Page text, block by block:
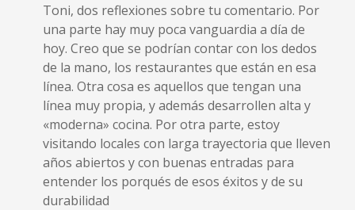
Toni, dos reflexiones sobre tu comentario. Por
una parte hay muy poca vanguardia a día de
hoy. Creo que se podrían contar con los dedos
de la mano, los restaurantes que están en esa
línea. Otra cosa es aquellos que tengan una
línea muy propia, y además desarrollen alta y
«moderna» cocina. Por otra parte, estoy
visitando locales con larga trayectoria que lleven
años abiertos y con buenas entradas para
entender los porqués de esos éxitos y de su
durabilidad